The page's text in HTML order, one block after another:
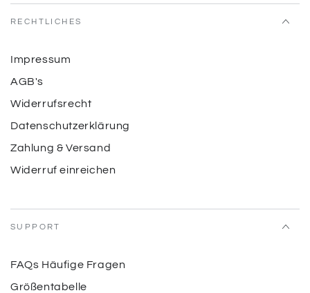
RECHTLICHES
Impressum
AGB's
Widerrufsrecht
Datenschutzerklärung
Zahlung & Versand
Widerruf einreichen
SUPPORT
FAQs Häufige Fragen
Größentabelle